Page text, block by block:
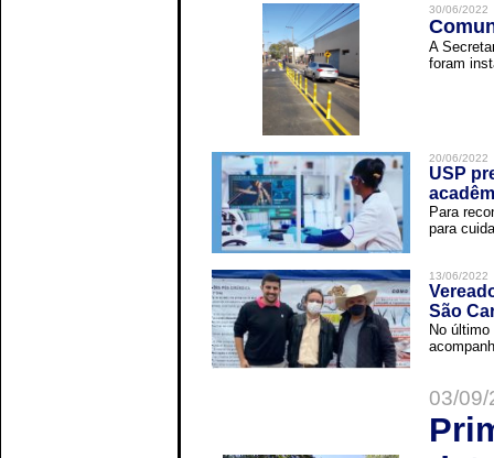
30/06/2022
A
foram
20/06/2022
USP
Para
para
13/06/2022
São
No
03/